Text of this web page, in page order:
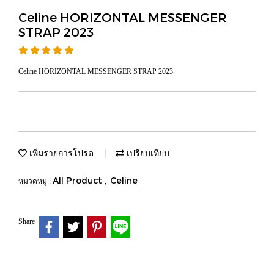
Celine HORIZONTAL MESSENGER
STRAP 2023
Celine HORIZONTAL MESSENGER STRAP 2023
เพิ่มรายการโปรด เปรียบเทียบ
หมวดหมู่ : All Product , Celine
Share